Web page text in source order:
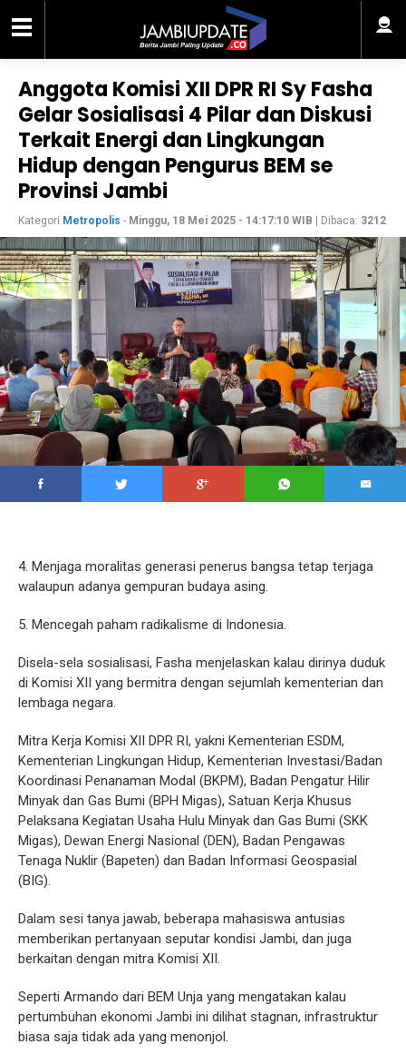
Anggota Komisi XII DPR RI Sy Fasha
Gelar Sosialisasi 4 Pilar dan Diskusi
Terkait Energi dan Lingkungan
Hidup dengan Pengurus BEM se
Provinsi Jambi
Kategori Metropolis - Minggu, 18 Mei 2025 - 14:17:10 WIB | Dibaca: 3212
4. Menjaga moralitas generasi penerus bangsa tetap terjaga
walaupun adanya gempuran budaya asing.
5. Mencegah paham radikalisme di Indonesia.
Disela-sela sosialisasi, Fasha menjelaskan kalau dirinya duduk
di Komisi XII yang bermitra dengan sejumlah kementerian dan
lembaga negara.
Mitra Kerja Komisi XII DPR RI, yakni Kementerian ESDM,
Kementerian Lingkungan Hidup, Kementerian Investasi/Badan
Koordinasi Penanaman Modal (BKPM), Badan Pengatur Hilir
Minyak dan Gas Bumi (BPH Migas), Satuan Kerja Khusus
Pelaksana Kegiatan Usaha Hulu Minyak dan Gas Bumi (SKK
Migas), Dewan Energi Nasional (DEN), Badan Pengawas
Tenaga Nuklir (Bapeten) dan Badan Informasi Geospasial
(BIG).
Dalam sesi tanya jawab, beberapa mahasiswa antusias
memberikan pertanyaan seputar kondisi Jambi, dan juga
berkaitan dengan mitra Komisi XII.
Seperti Armando dari BEM Unja yang mengatakan kalau
pertumbuhan ekonomi Jambi ini dilihat stagnan, infrastruktur
biasa saja tidak ada yang menonjol.